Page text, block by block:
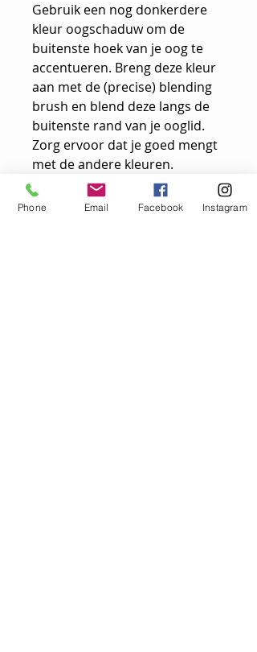
Gebruik een nog donkerdere
kleur oogschaduw om de
buitenste hoek van je oog te
accentueren. Breng deze kleur
aan met de (precise) blending
brush en blend deze langs de
buitenste rand van je ooglid.
Zorg ervoor dat je goed mengt
met de andere kleuren.
Stap 5: Breng een oplichtende
Phone Email Facebook Instagram